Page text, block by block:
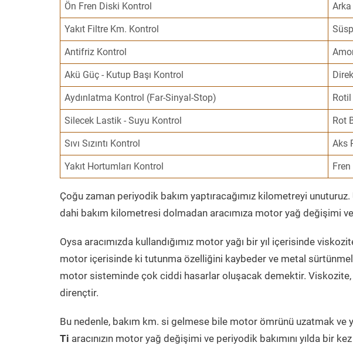
Ön Fren Diski Kontrol
Yakıt Filtre Km. Kontrol
Antifriz Kontrol
Akü Güç - Kutup Başı Kontrol
Aydınlatma Kontrol (Far-Sinyal-Stop) Rotil
Silecek Lastik - Suyu Kontrol Rot
Sıvı Sızıntı Kontrol Aks
Yakıt Hortumları Kontrol
Çoğu zaman periyodik bakım yaptıracağımız kilometreyi
dahi bakım kilometresi dolmadan aracımıza motor yağ değişimi
Oysa aracımızda kullandığımız motor yağı bir yıl içerisinde
motor içerisinde ki tutunma özelliğini kaybeder ve metal
motor sisteminde çok ciddi hasarlar oluşacak demektir. Viskozite,
dirençtir.
Bu nedenle, bakım km. si gelmese bile motor ömrünü uzatmak ve
Ti aracınızın motor yağ değişimi ve periyodik bakımını yılda bir